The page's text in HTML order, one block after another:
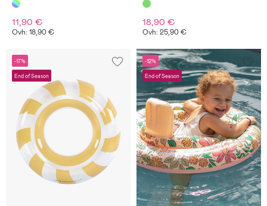
11,90 €
Ovh: 18,90 €
177 cm
18,90 €
Ovh: 25,90 €
-17%
End of Season
-12%
End of Season